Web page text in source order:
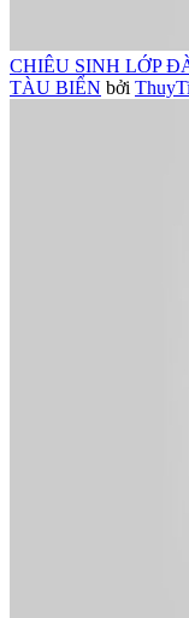
CHIÊU SINH LỚP
TÀU BIỂN bởi